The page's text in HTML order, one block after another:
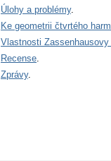
Úlohy a problémy.
Ke geometrii čtvrtého
Vlastnosti
Recense.
Zprávy.